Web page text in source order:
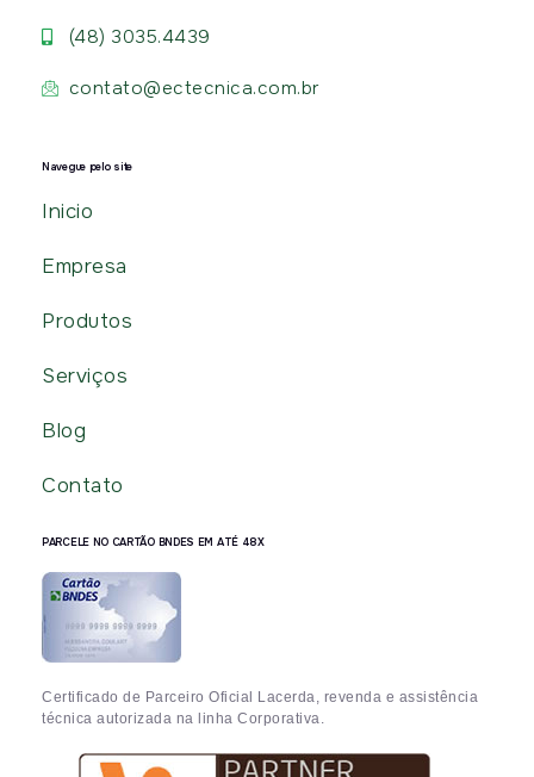
(48) 3035.4439
contato@ectecnica.com.br
Navegue pelo site
Inicio
Empresa
Produtos
Serviços
Blog
Contato
PARCELE NO CARTÃO BNDES EM ATÉ 48X
Certificado de Parceiro Oficial Lacerda, revenda e assistência
técnica autorizada na linha Corporativa.